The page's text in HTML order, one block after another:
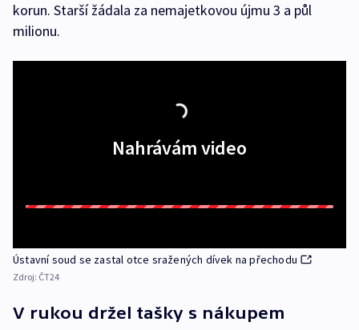
korun. Starší žádala za nemajetkovou újmu 3 a půl
milionu.
Nahrávám video
Ústavní soud se zastal otce sražených dívek na přechodu
Zdroj: ČT24
V rukou držel tašky s nákupem